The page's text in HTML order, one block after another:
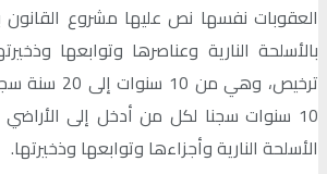
العقوبات نفسها نص عليها مشروع
بالأسلحة النارية وعناصرها وتوابعها
10 سنوات سجنا لكل من أدخل إلى
الأسلحة النارية وأجزاءها وتوابعها وذخيرتها.